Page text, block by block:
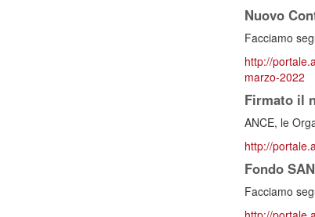
Nuovo
Facciamo
http://
marzo-2022
Firmato il
ANCE, le
http://
Fondo
Facciamo